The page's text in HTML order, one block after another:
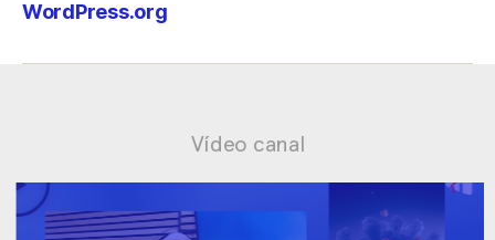
WordPress.org
Vídeo canal